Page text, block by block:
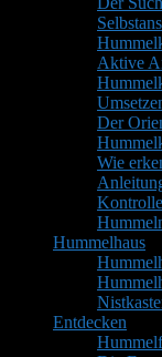
Aktive
Der
Wie
Hummelhaus
Entdecken